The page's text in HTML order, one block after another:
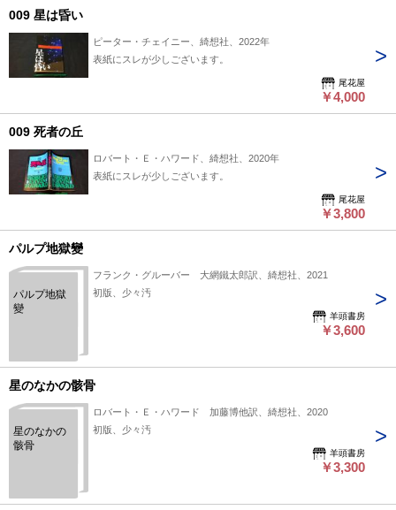
009 星は昏い
ピーター・チェイニー、綺想社、2022年
表紙にスレが少しございます。
尾花屋
￥4,000
009 死者の丘
ロバート・Ｅ・ハワード、綺想社、2020年
表紙にスレが少しございます。
尾花屋
￥3,800
パルプ地獄變
パルプ地獄
變
フランク・グルーバー 大網鐵太郎訳、綺想社、2021
初版、少々汚
羊頭書房
￥3,600
星のなかの骸骨
星のなかの
骸骨
ロバート・Ｅ・ハワード 加藤博他訳、綺想社、2020
初版、少々汚
羊頭書房
￥3,300